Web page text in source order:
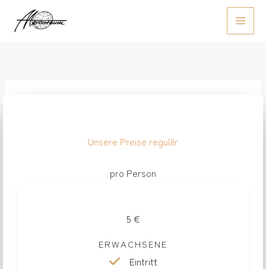
Inhalt
Main
Unsere Preise regulär
pro Person
5 €
ERWACHSENE
Eintritt